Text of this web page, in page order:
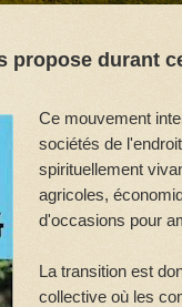
propose durant
Ce mouvement
sociétés de
spirituellement
agricoles,
d'occasions pour
La transition est
collective où les